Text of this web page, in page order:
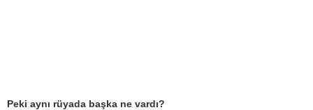
Peki aynı rüyada başka ne vardı?